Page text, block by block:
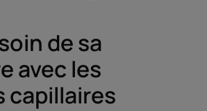
de sa
avec les
capillaires